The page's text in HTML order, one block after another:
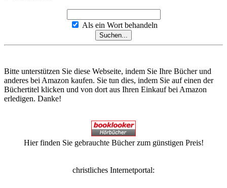
Als ein Wort behandeln
Bitte unterstützen Sie diese Webseite, indem Sie Ihre Bücher und
anderes bei Amazon kaufen. Sie tun dies, indem Sie auf einen der
Büchertitel klicken und von dort aus Ihren Einkauf bei Amazon
erledigen. Danke!
Hier finden Sie gebrauchte Bücher zum günstigen Preis!
christliches Internetportal: